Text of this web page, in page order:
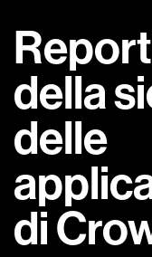
della
delle
di